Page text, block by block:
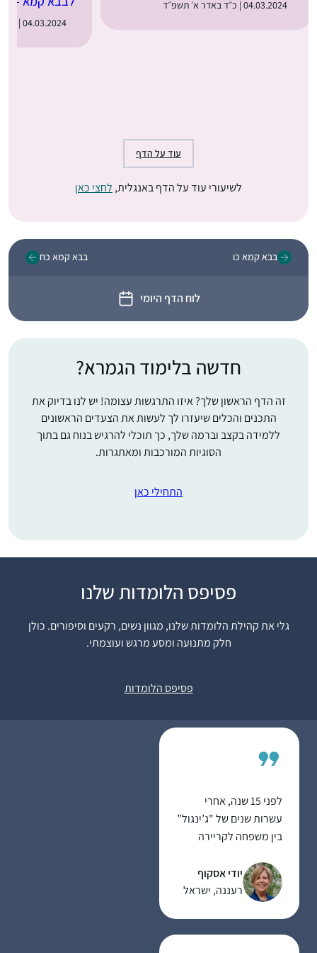
04.03.2024 | כ״ד באדר א׳ תשפ״ד
04.03.2024 | כ״ד באדר א׳ תשפ״ד
עוד על הדף
לשיעורי עוד על הדף באנגלית, לחצי כאן
בבא קמא כו
לוח הדף היומי
בבא קמא כח
חדשה בלימוד הגמרא?
זה הדף הראשון שלך? איזו התרגשות עצומה! יש לנו בדיוק את
התכנים והכלים שיעזרו לך לעשות את הצעדים הראשונים
ללמידה בקצב וברמה שלך, כך תוכלי להרגיש בנוח גם בתוך
הסוגיות המורכבות ומאתגרות.
התחילי כאן
פסיפס הלומדות שלנו
גלי את קהילת הלומדות שלנו, מגוון נשים, רקעים וסיפורים. כולן
חלק מתנועה ומסע מרגש ועוצמתי.
פסיפס הלומדות
התחלתי מעט לפני
נהנית מהאתגר של
להמשיך להתמיד,
לפני 15 שנה, אחרי
עשרות שנים של "ג’ינגול”
בין משפחה לקריירה
הצטרפתי לשיעורי גמרא
במתן רעננה. הלימוד
המעמיק והייחודי של
יודי אסקוף
רעננה, ישראל